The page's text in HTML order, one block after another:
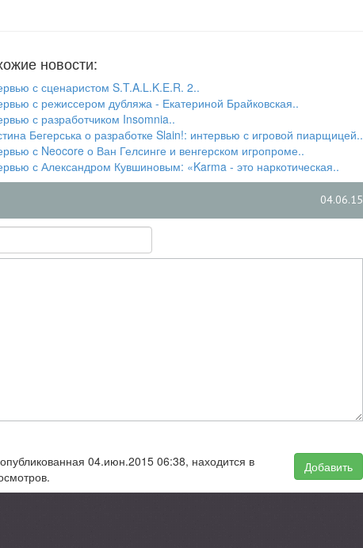
новости:
с сценаристом S.T.A.L.K.E.R. 2..
с режиссером дубляжа - Екатериной Брайковская..
с разработчиком Insomnia..
Бегерська о разработке Slain!: интервью с игровой пиарщицей..
с Neocore о Ван Гелсинге и венгерском игропроме..
с Александром Кувшиновым: «Karma - это наркотическая..
04.06.15
Добавить
04.июн.2015 06:38, находится в